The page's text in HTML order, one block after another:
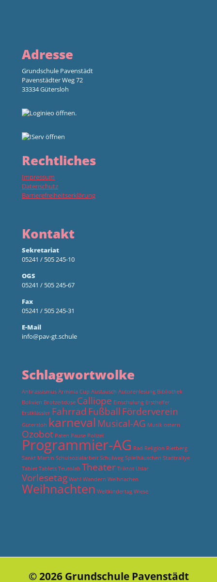
Adresse
Grundschule Pavenstädt
Pavenstädter Weg 72
33334 Gütersloh
Rechtliches
Impressum
Datenschutz
Barrierefreiheitserklärung
Kontakt
Sekretariat
05241 / 505 245-10
OGS
05241 / 505 245-67
Fax
05241 / 505 245-31
E-Mail
info@pav-gt.schule
Schlagwortwolke
Antirassismus Arminia Cup Austausch Autorenlesung Bibliothek
Bolivien Brotzeitdose Calliope Einschulung Ersthelfer
Erstklässler Fahrrad FußballFörderverein
Gütersloh karnevalMusical-AG Musik ostern
Ozobot Paten Pause Polizei
Programmier-AG Rad Religion Rietberg
Sankt Martin Schulsozialarbeit Schulweg Spielhäuschen Stadtrallye
Tablet Tablets Teutolab Theater Triktot Uslar
Vorlesetag Wahl Wandern Weihnachen
Weihnachten Weltkindertag Wiese
© 2026 Grundschule Pavenstädt